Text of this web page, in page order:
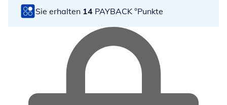
Sie erhalten 14 PAYBACK °Punkte